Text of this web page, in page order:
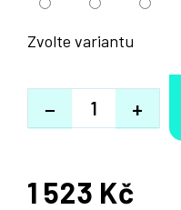
Zvolte variantu
+
−
1 523 Kč
Měrná